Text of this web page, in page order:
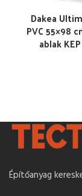
Dakea
PVC 55×98
ablak
Építőanyag